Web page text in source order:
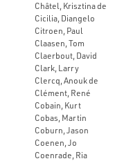
Châtel, Krisztina de
Cicilia, Diangelo
Citroen, Paul
Claasen, Tom
Claerbout, David
Clark, Larry
Clercq, Anouk de
Clément, René
Cobain, Kurt
Cobas, Martin
Coburn, Jason
Coenen, Jo
Coenrade, Ria